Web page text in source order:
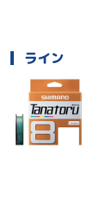
ライン